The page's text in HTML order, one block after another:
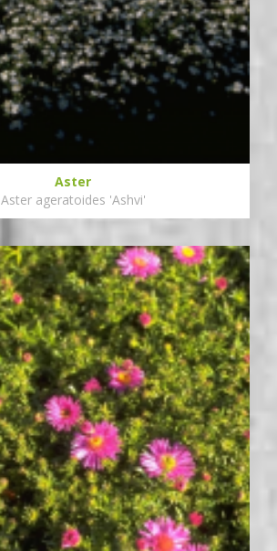
Aster
Aster ageratoides 'Ashvi'